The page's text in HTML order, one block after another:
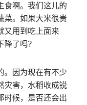
食啊。我们这儿的
菜。如果大米很贵
又用到吃上面来
降了吗?
。因为现在有不少
灾害，水稻收成锐
时候，是否还会出